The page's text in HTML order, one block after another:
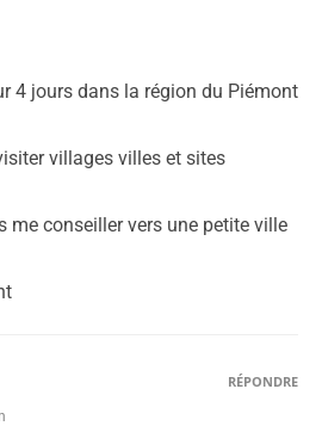
4 jours dans la région du Piémont
villages villes et sites
me conseiller vers une petite ville
RÉPONDRE